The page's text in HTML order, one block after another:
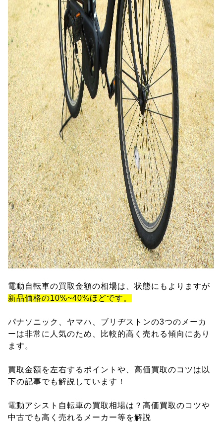
電動自転車の買取金額の相場は、状態にもよりますが
新品価格の10%~40%ほどです。
パナソニック、ヤマハ、ブリヂストンの3つのメーカ
ーは非常に人気のため、比較的高く売れる傾向にあり
ます。
買取金額を左右するポイントや、高価買取のコツは以
下の記事でも解説しています！
電動アシスト自転車の買取相場は？高価買取のコツや
中古でも高く売れるメーカー等を解説